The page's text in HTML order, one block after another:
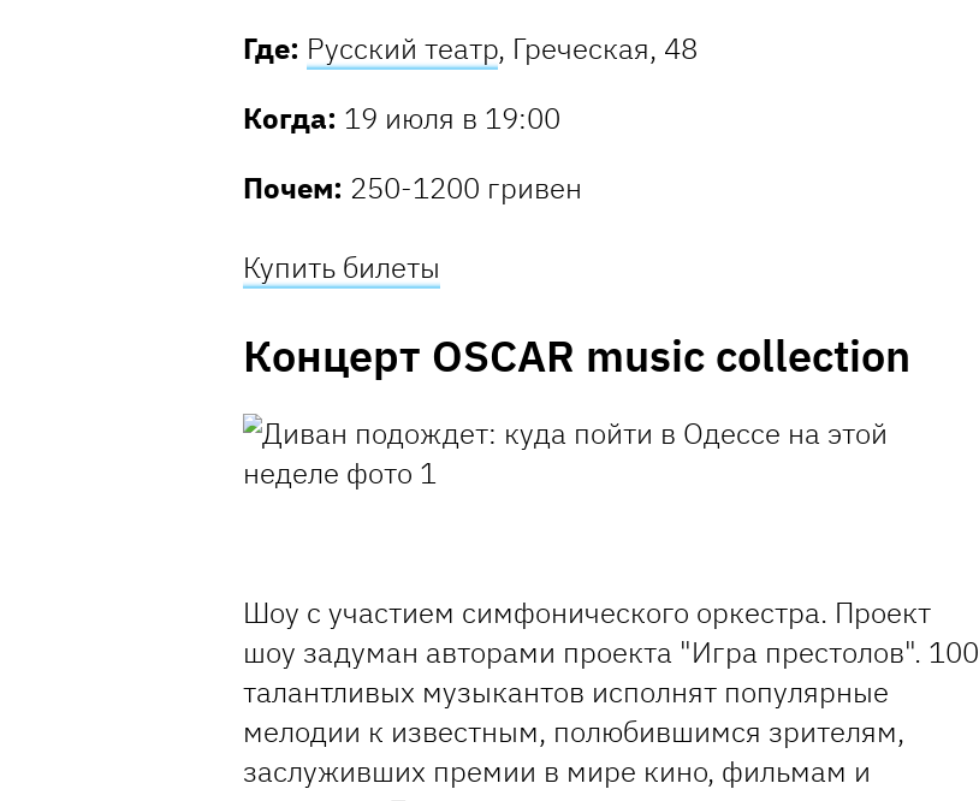
Где: Русский театр, Греческая, 48
Когда: 19 июля в 19:00
Почем: 250-1200 гривен
Купить билеты
Концерт OSCAR music collection
Шоу с участием симфонического оркестра. Проект
шоу задуман авторами проекта "Игра престолов". 100
талантливых музыкантов исполнят популярные
мелодии к известным, полюбившимся зрителям,
заслуживших премии в мире кино, фильмам и